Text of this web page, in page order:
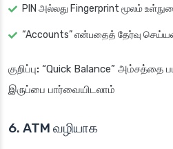
PIN அல்லது Fingerprint மூலம்
“Accounts” என்பதைத் தேர்வு
குறிப்பு: “Quick Balance” அம்சத்தை
இருப்பை பார்வையிடலாம்
6. ATM வழியாக